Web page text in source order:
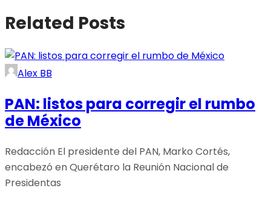
Related Posts
Alex BB
PAN: listos para corregir el rumbo
de México
Redacción El presidente del PAN, Marko Cortés,
encabezó en Querétaro la Reunión Nacional de
Presidentas